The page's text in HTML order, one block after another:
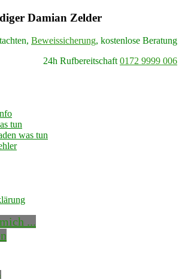
Damian Zelder
Beweissicherung, kostenlose Beratung
24h Rufbereitschaft0172 9999 006
tun
was tun
...